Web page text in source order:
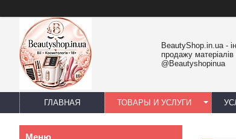
BeautyShop.in.ua -
продажу
@Beautyshopinua
ГЛАВНАЯ ТОВАРЫ И УСЛУГИ